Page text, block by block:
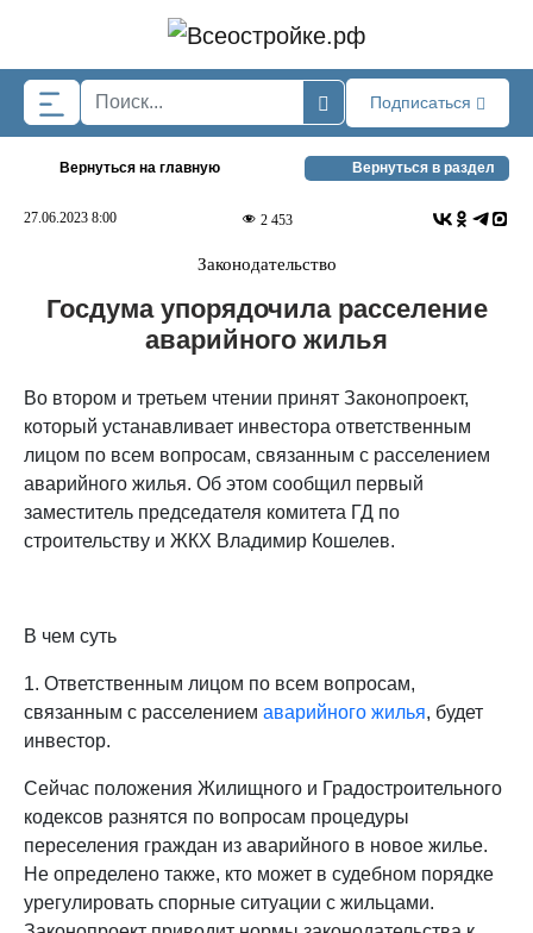
Подписаться
Вернуться на главную Вернуться в раздел
27.06.2023 8:00 2 453
Законодательство
Госдума упорядочила расселение
аварийного жилья
Во втором и третьем чтении принят Законопроект,
который устанавливает инвестора ответственным
лицом по всем вопросам, связанным с расселением
аварийного жилья. Об этом сообщил первый
заместитель председателя комитета ГД по
строительству и ЖКХ Владимир Кошелев.
В чем суть
1. Ответственным лицом по всем вопросам,
связанным с расселением аварийного жилья, будет
инвестор.
Сейчас положения Жилищного и Градостроительного
кодексов разнятся по вопросам процедуры
переселения граждан из аварийного в новое жилье.
Не определено также, кто может в судебном порядке
урегулировать спорные ситуации с жильцами.